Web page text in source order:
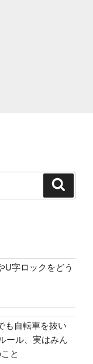
U字ロックをどう
も自転車を抜い
ール、実はみん
と